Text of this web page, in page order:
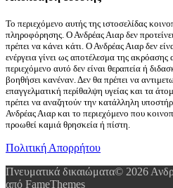
Το περιεχόμενο αυτής της ιστοσελίδας
πληροφόρησης. Ο Ανδρέας Αιαρ δεν
πρέπει να κάνει κάτι. Ο Ανδρέας Αιαρ δεν
ενέργεια γίνει ως αποτέλεσμα της ακρόασης
περιεχόμενο αυτό δεν είναι θεραπεία ή
βοηθήσει κανέναν. Δεν θα πρέπει να
επαγγελματική περίθαλψη υγείας και τα
πρέπει να αναζητούν την κατάλληλη
Ανδρέας Αιαρ και το περιεχόμενο που
προωθεί καμιά θρησκεία ή πίστη.
Πολιτική Απορρήτου
Πνευματικά δικαιώματα© 2026
από FameThemes